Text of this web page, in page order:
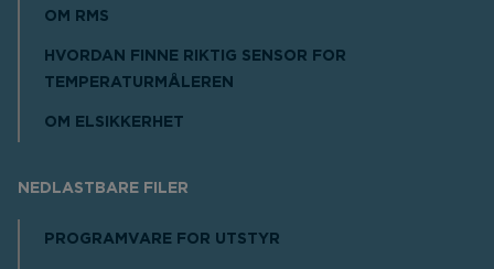
OM RMS
HVORDAN FINNE RIKTIG SENSOR FOR
TEMPERATURMÅLEREN
OM ELSIKKERHET
NEDLASTBARE FILER
PROGRAMVARE FOR UTSTYR